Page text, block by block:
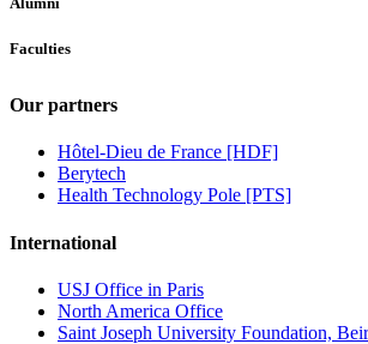
Faculties
Our partners
Hôtel-Dieu de France [HDF]
Berytech
Health Technology Pole [PTS]
International
USJ Office in Paris
North America Office
Saint Joseph University Foundation,